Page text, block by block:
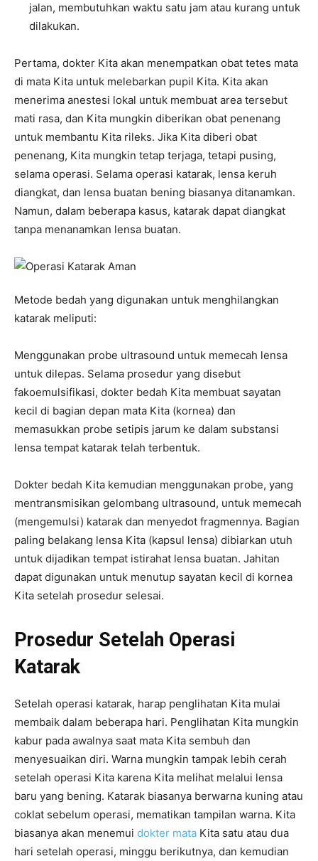
jalan, membutuhkan waktu satu jam atau kurang untuk
dilakukan.
Pertama, dokter Kita akan menempatkan obat tetes mata
di mata Kita untuk melebarkan pupil Kita. Kita akan
menerima anestesi lokal untuk membuat area tersebut
mati rasa, dan Kita mungkin diberikan obat penenang
untuk membantu Kita rileks. Jika Kita diberi obat
penenang, Kita mungkin tetap terjaga, tetapi pusing,
selama operasi. Selama operasi katarak, lensa keruh
diangkat, dan lensa buatan bening biasanya ditanamkan.
Namun, dalam beberapa kasus, katarak dapat diangkat
tanpa menanamkan lensa buatan.
Metode bedah yang digunakan untuk menghilangkan
katarak meliputi:
Menggunakan probe ultrasound untuk memecah lensa
untuk dilepas. Selama prosedur yang disebut
fakoemulsifikasi, dokter bedah Kita membuat sayatan
kecil di bagian depan mata Kita (kornea) dan
memasukkan probe setipis jarum ke dalam substansi
lensa tempat katarak telah terbentuk.
Dokter bedah Kita kemudian menggunakan probe, yang
mentransmisikan gelombang ultrasound, untuk memecah
(mengemulsi) katarak dan menyedot fragmennya. Bagian
paling belakang lensa Kita (kapsul lensa) dibiarkan utuh
untuk dijadikan tempat istirahat lensa buatan. Jahitan
dapat digunakan untuk menutup sayatan kecil di kornea
Kita setelah prosedur selesai.
Prosedur Setelah Operasi
Katarak
Setelah operasi katarak, harap penglihatan Kita mulai
membaik dalam beberapa hari. Penglihatan Kita mungkin
kabur pada awalnya saat mata Kita sembuh dan
menyesuaikan diri. Warna mungkin tampak lebih cerah
setelah operasi Kita karena Kita melihat melalui lensa
baru yang bening. Katarak biasanya berwarna kuning atau
coklat sebelum operasi, mematikan tampilan warna. Kita
biasanya akan menemui dokter mata Kita satu atau dua
hari setelah operasi, minggu berikutnya, dan kemudian